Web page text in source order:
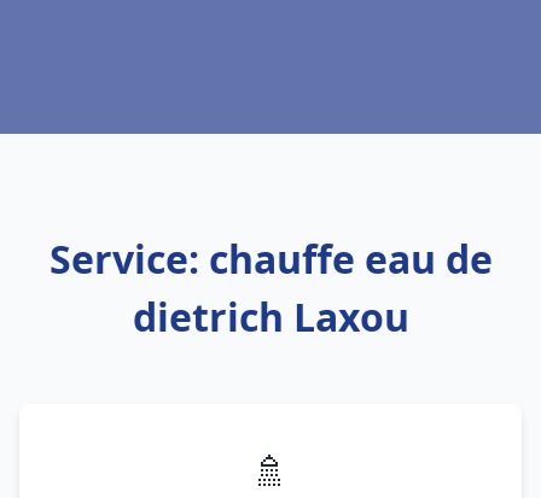
Service: chauffe eau de
dietrich Laxou
🚿